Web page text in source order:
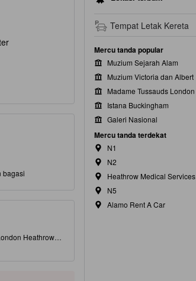
bagasi
Heathrow
bandar atau
keselamatan
Tempat Letak Kereta
Mercu tanda popular
Muzium Sejarah Alam
Muzium Victoria dan Albert
Madame Tussauds London
Istana Buckingham
Galeri Nasional
Mercu tanda terdekat
N1
N2
Heathrow Medical Services
N5
Alamo Rent A Car